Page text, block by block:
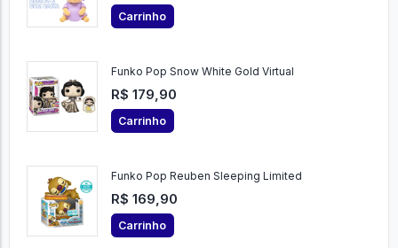
Carrinho
Funko Pop Snow White Gold Virtual
R$ 179,90
Carrinho
Funko Pop Reuben Sleeping Limited
R$ 169,90
Carrinho